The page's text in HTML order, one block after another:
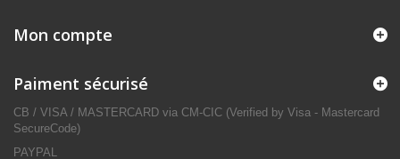
Mon compte
Paiment sécurisé
CB / VISA / MASTERCARD via CM-CIC (Verified by Visa - Mastercard
SecureCode)
PAYPAL